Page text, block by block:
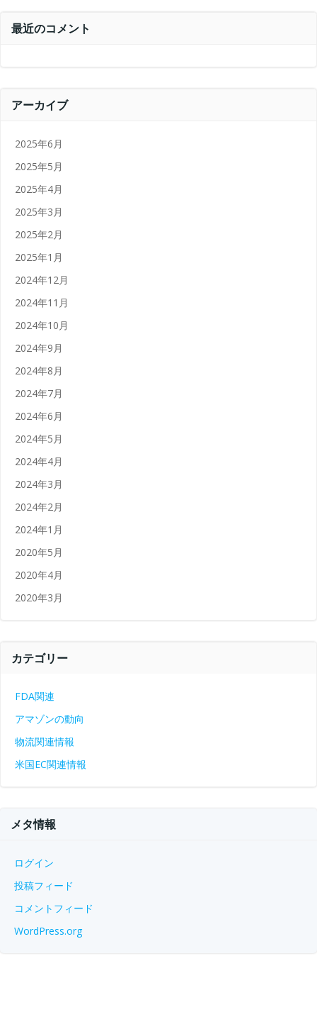
最近のコメント
アーカイブ
2025年6月
2025年5月
2025年4月
2025年3月
2025年2月
2025年1月
2024年12月
2024年11月
2024年10月
2024年9月
2024年8月
2024年7月
2024年6月
2024年5月
2024年4月
2024年3月
2024年2月
2024年1月
2020年5月
2020年4月
2020年3月
カテゴリー
FDA関連
アマゾンの動向
物流関連情報
米国EC関連情報
メタ情報
ログイン
投稿フィード
コメントフィード
WordPress.org